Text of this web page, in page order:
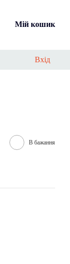
Мій кошик
Вхід
В бажання